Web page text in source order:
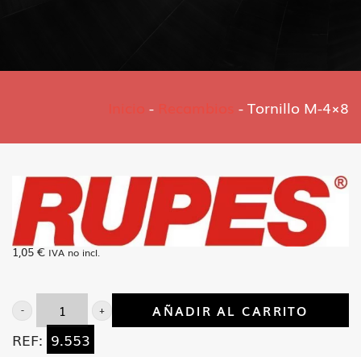
- -Tornillo M-4×8
1,05 € IVA no incl.
Tornillo
M-
AÑADIR AL CARRITO
REF: 9.553